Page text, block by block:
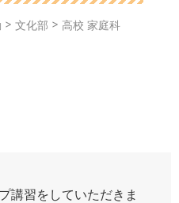
> 文化部 > 高校 家庭科
講習をしていただきま